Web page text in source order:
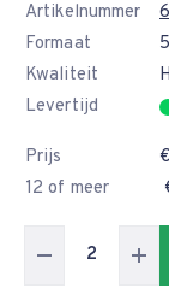
Artikelnummer
Formaat
Kwaliteit
Levertijd
Prijs
12 of meer